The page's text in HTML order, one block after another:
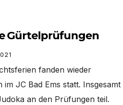
Gürtelprüfungen
fanden wieder
JC Bad Ems statt. Insgesamt
an den Prüfungen teil.